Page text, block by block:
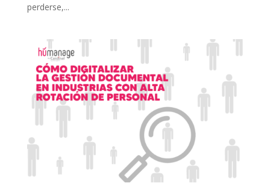
perderse,...